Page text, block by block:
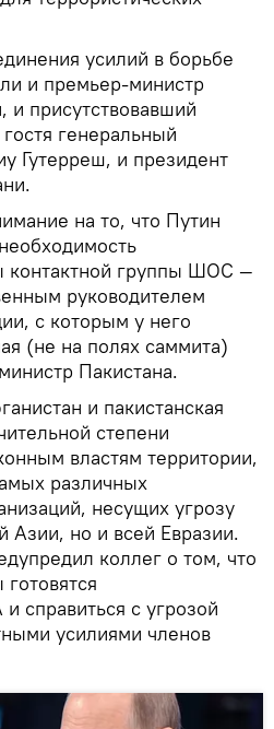
усилий в борьбе
и премьер-министр
присутствовавший
генеральный
Гутерреш, и президент
на то, что Путин
контактной группы ШОС —
руководителем
с которым у него
(не на полях саммита)
Пакистана.
и пакистанская
степени
властям территории,
различных
несущих угрозу
Азии, но и всей Евразии.
коллег о том, что
справиться с угрозой
усилиями членов